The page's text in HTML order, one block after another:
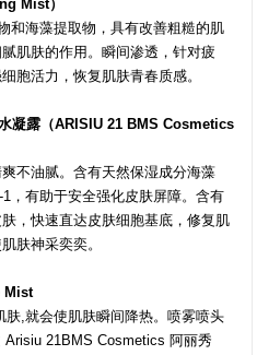
Mist）
和海藻提取物，具有改善粗糙的肌
肌肤的作用。瞬间渗透，针对疲
胞活力，恢复肌肤青春质感。
凝露（ARISIU 21 BMS Cosmetics
不油腻。含有天然保湿成分海藻
，有助于安全强化皮肤屏障。含有
，快速直达皮肤细胞基底，修复肌
肤神采奕奕。
Mist
,就会使肌肤瞬间降热。喷雾喷头
21BMS Cosmetics 阿丽秀